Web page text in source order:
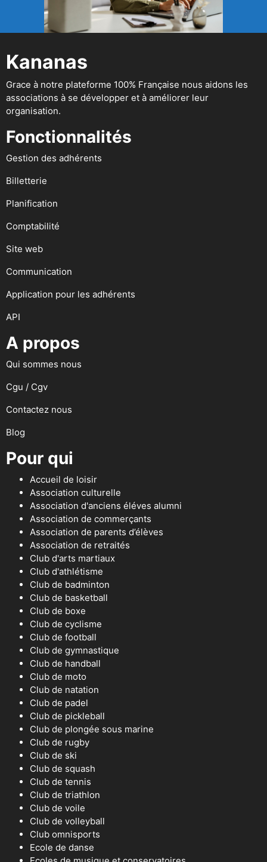
Kananas
Grace à notre plateforme 100% Française nous aidons les
associations à se développer et à améliorer leur
organisation.
Fonctionnalités
Gestion des adhérents
Billetterie
Planification
Comptabilité
Site web
Communication
Application pour les adhérents
API
A propos
Qui sommes nous
Cgu / Cgv
Contactez nous
Blog
Pour qui
Accueil de loisir
Association culturelle
Association d'anciens éléves alumni
Association de commerçants
Association de parents d’élèves
Association de retraités
Club d'arts martiaux
Club d'athlétisme
Club de badminton
Club de basketball
Club de boxe
Club de cyclisme
Club de football
Club de gymnastique
Club de handball
Club de moto
Club de natation
Club de padel
Club de pickleball
Club de plongée sous marine
Club de rugby
Club de ski
Club de squash
Club de tennis
Club de triathlon
Club de voile
Club de volleyball
Club omnisports
Ecole de danse